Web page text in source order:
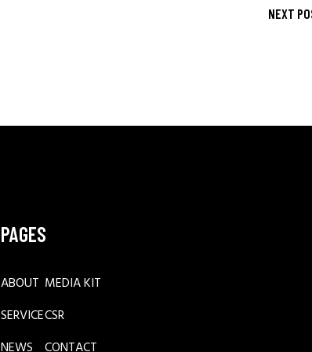
NEXT
PAGES
ABOUT
SERVICE
MEDIA KIT
CSR